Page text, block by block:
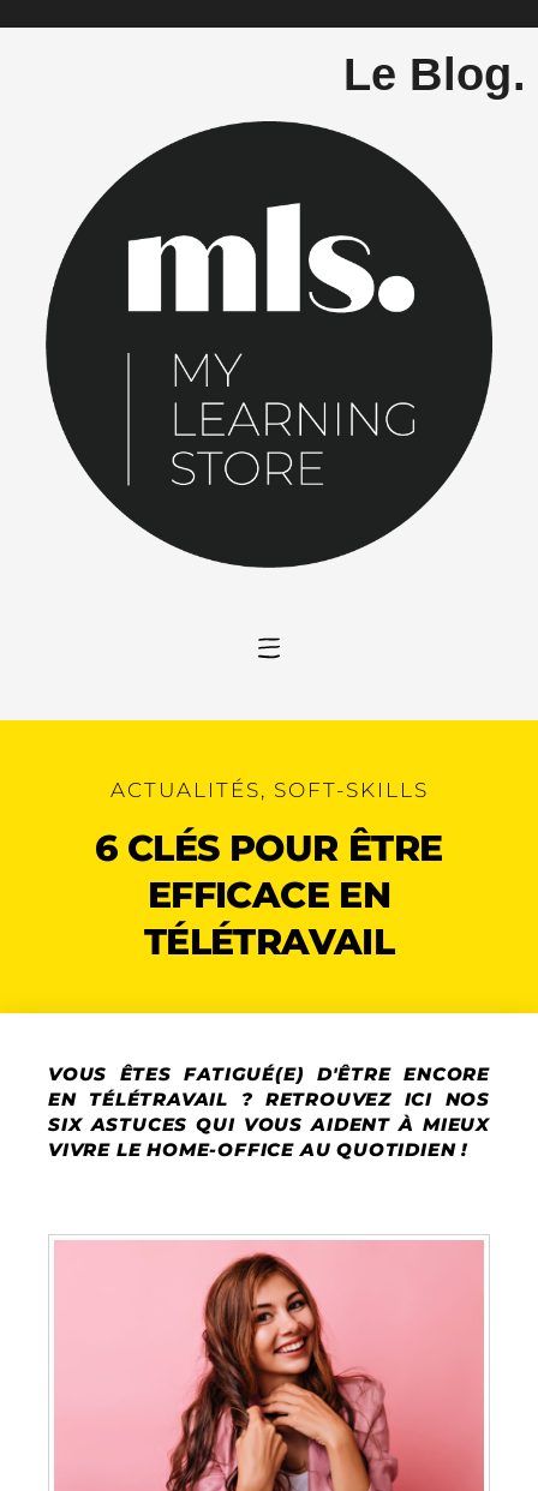
Le Blog.
ACTUALITÉS, SOFT-SKILLS
6 CLÉS POUR ÊTRE
EFFICACE EN
TÉLÉTRAVAIL
VOUS ÊTES FATIGUÉ(E) D'ÊTRE ENCORE
EN TÉLÉTRAVAIL ? RETROUVEZ ICI NOS
SIX ASTUCES QUI VOUS AIDENT À MIEUX
VIVRE LE HOME-OFFICE AU QUOTIDIEN !